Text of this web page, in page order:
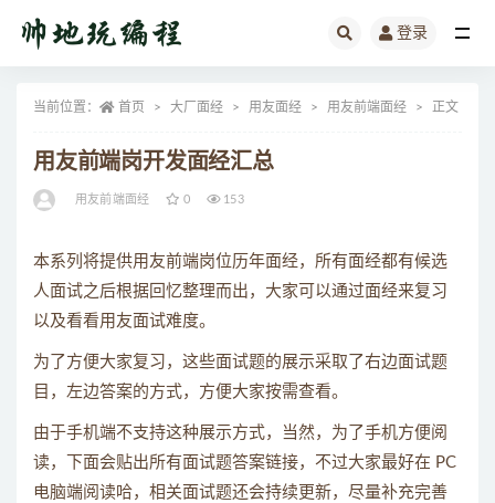
登录
当前位置： 首页 大厂面经 用友面经 用友前端面经 正文
用友前端岗开发面经汇总
用友前端面经 0 153
本系列将提供用友前端岗位历年面经，所有面经都有候选
人面试之后根据回忆整理而出，大家可以通过面经来复习
以及看看用友面试难度。
为了方便大家复习，这些面试题的展示采取了右边面试题
目，左边答案的方式，方便大家按需查看。
由于手机端不支持这种展示方式，当然，为了手机方便阅
读，下面会贴出所有面试题答案链接，不过大家最好在 PC
电脑端阅读哈，相关面试题还会持续更新，尽量补充完善